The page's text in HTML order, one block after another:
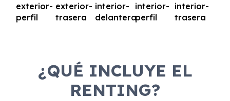
¿QUÉ INCLUYE EL
RENTING?